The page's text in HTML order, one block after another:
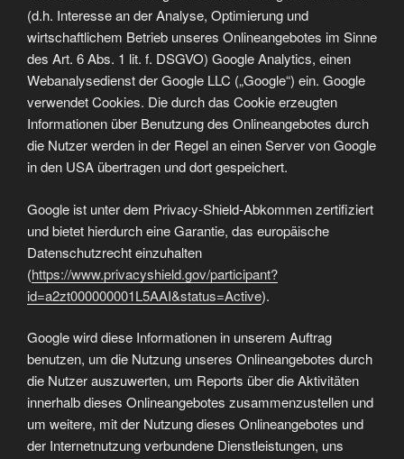
(d.h. Interesse an der Analyse, Optimierung und
wirtschaftlichem Betrieb unseres Onlineangebotes im Sinne
des Art. 6 Abs. 1 lit. f. DSGVO) Google Analytics, einen
Webanalysedienst der Google LLC („Google“) ein. Google
verwendet Cookies. Die durch das Cookie erzeugten
Informationen über Benutzung des Onlineangebotes durch
die Nutzer werden in der Regel an einen Server von Google
in den USA übertragen und dort gespeichert.
Google ist unter dem Privacy-Shield-Abkommen zertifiziert
und bietet hierdurch eine Garantie, das europäische
Datenschutzrecht einzuhalten
(https://www.privacyshield.gov/participant?
id=a2zt000000001L5AAI&status=Active).
Google wird diese Informationen in unserem Auftrag
benutzen, um die Nutzung unseres Onlineangebotes durch
die Nutzer auszuwerten, um Reports über die Aktivitäten
innerhalb dieses Onlineangebotes zusammenzustellen und
um weitere, mit der Nutzung dieses Onlineangebotes und
der Internetnutzung verbundene Dienstleistungen, uns